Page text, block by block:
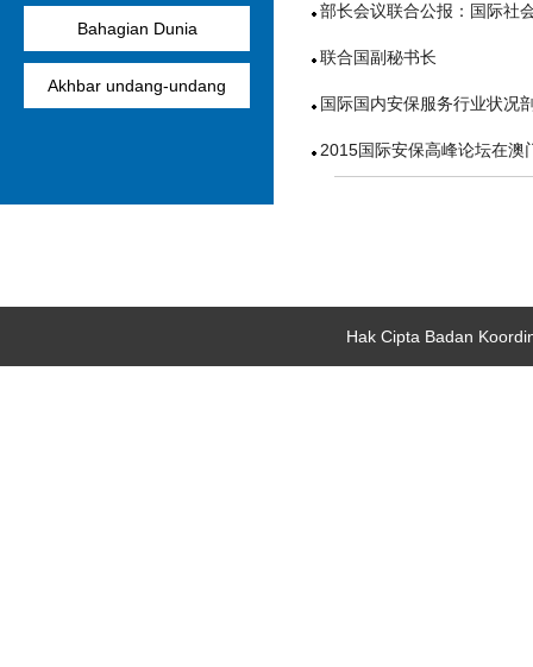
Bahagian Dunia
Akhbar undang-undang
部长会议联合公报：国际社
联合国副秘书长
国际国内安保服务行业状况
2015国际安保高峰论坛在澳
Hak Cipta Badan